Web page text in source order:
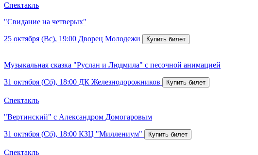
Спектакль
"Свидание на четверых"
25 октября (Вс), 19:00 Дворец Молодежи
Музыкальная сказка "Руслан и Людмила" с песочной анимацией
31 октября (Сб), 18:00 ДК Железнодорожников
Спектакль
"Вертинский" с Александром Домогаровым
31 октября (Сб), 18:00 КЗЦ "Миллениум"
Спектакль